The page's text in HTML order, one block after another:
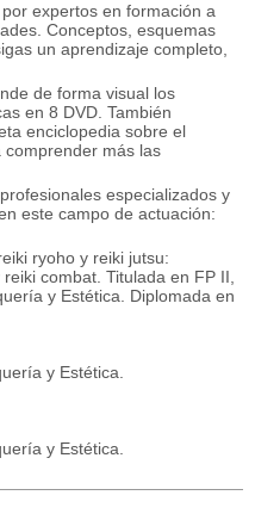
expertos en formación a
Conceptos, esquemas
un aprendizaje completo,
de forma visual los
en 8 DVD. También
enciclopedia sobre el
más las
especializados y
este campo de actuación:
ryoho y reiki jutsu:
combat. Titulada en FP II,
y Estética. Diplomada en
y Estética.
y Estética.